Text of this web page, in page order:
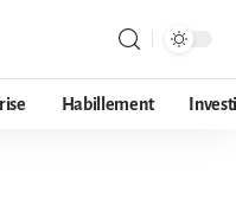
Habillement